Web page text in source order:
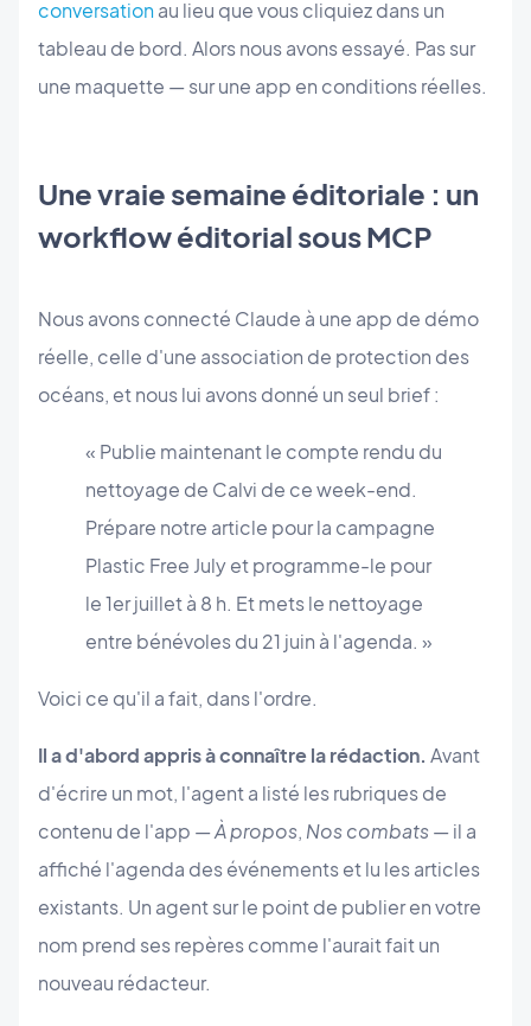
conversationau lieu que vous cliquiez dans un
tableau de bord. Alors nous avons essayé. Pas sur
une maquette — sur une app en conditions réelles.
Une vraie semaine éditoriale : un
workflow éditorial sous MCP
Nous avons connecté Claude à une app de démo
réelle, celle d'une association de protection des
océans, et nous lui avons donné un seul brief :
« Publie maintenant le compte rendu du
nettoyage de Calvi de ce week-end.
Prépare notre article pour la campagne
Plastic Free July et programme-le pour
le 1er juillet à 8 h. Et mets le nettoyage
entre bénévoles du 21 juin à l'agenda. »
Voici ce qu'il a fait, dans l'ordre.
Il a d'abord appris à connaître la rédaction. Avant
d'écrire un mot, l'agent a listé les rubriques de
contenu de l'app —À propos, Nos combats — il a
affiché l'agenda des événements et lu les articles
existants. Un agent sur le point de publier en votre
nom prend ses repères comme l'aurait fait un
nouveau rédacteur.